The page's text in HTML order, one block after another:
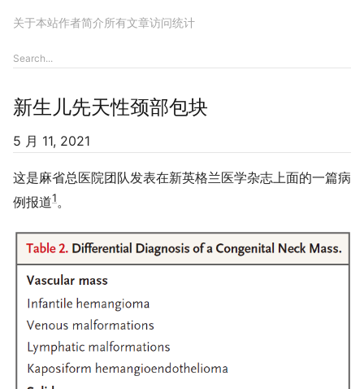
关于本站作者简介所有文章访问统计
新生儿先天性颈部包块
5 月 11, 2021
这是麻省总医院团队发表在新英格兰医学杂志上面的一篇病
例报道1。